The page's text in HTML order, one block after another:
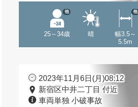
25～34歳
他
晴
幅3.5～
5.5m
他
2023年11月6日(月)08:12
新宿区中井二丁目 付近
車両単独 小破事故